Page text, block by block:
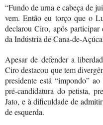
“Fundo de urna e cabeça de
vem. Então eu torço que o
declarou Ciro, após
da Indústria de Cana-de-
Apesar de defender a
Ciro destacou que tem
presidente está “impondo”
pré-candidatura do petista,
Jato, e à dificuldade de
de esquerda.